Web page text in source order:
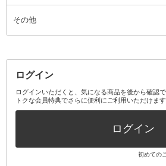
ミラー・鏡
消臭剤・芳香剤
歯ブラシ
その他オーラルケア
キット・セット全て
ボディケアキット
その他キット・セット
その他
ログイン
ログインいただくと、気になる商品を後から確認
トクな会員特典でさらに便利にご利用いただけます
ログイン
初めての